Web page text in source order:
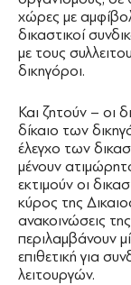
χώρες με
δικαστικοί
με τους
δικηγόροι.
Και ζητούν – οι
δίκαιο των
έλεγχο των
μένουν
εκτιμούν οι
κύρος της
ανακοινώσεις
περιλαμβάνουν
επιθετική για
λειτουργών.